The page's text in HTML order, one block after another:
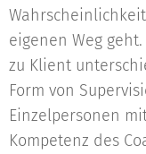
eigenen Weg
zu Klient
Form von
Einzelpersonen
Kompetenz des